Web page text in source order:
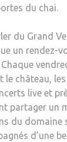
du chai.
du Grand
un rendez-
le château,
live et
partager un
du
d’une